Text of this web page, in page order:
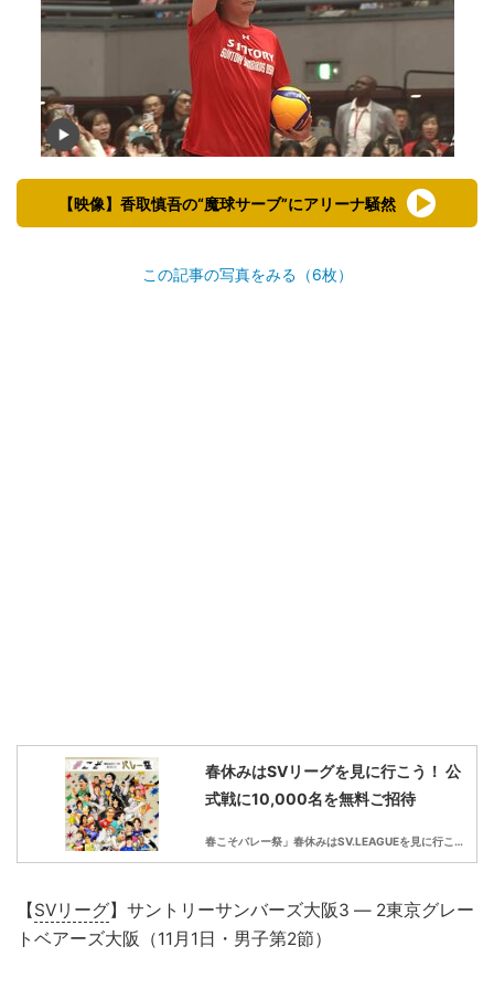
【映像】香取慎吾の“魔球サーブ”にアリーナ騒然
この記事の写真をみる（6枚）
春休みはSVリーグを見に行こう！ 公
式戦に10,000名を無料ご招待
春こそバレー祭」春休みはSV.LEAGUEを見に行こう！
【SVリーグ】サントリーサンバーズ大阪3 ― 2東京グレー
トベアーズ大阪（11月1日・男子第2節）